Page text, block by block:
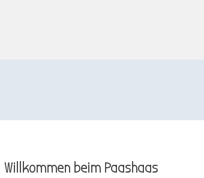
Willkommen beim Paashaas